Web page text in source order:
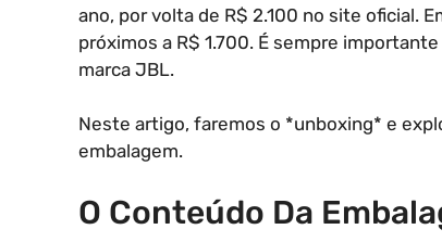
ano, por volta de R$ 2.100 no site oficial.
próximos a R$ 1.700. É sempre
marca JBL.
Neste artigo, faremos o *unboxing* e
embalagem.
O Conteúdo Da